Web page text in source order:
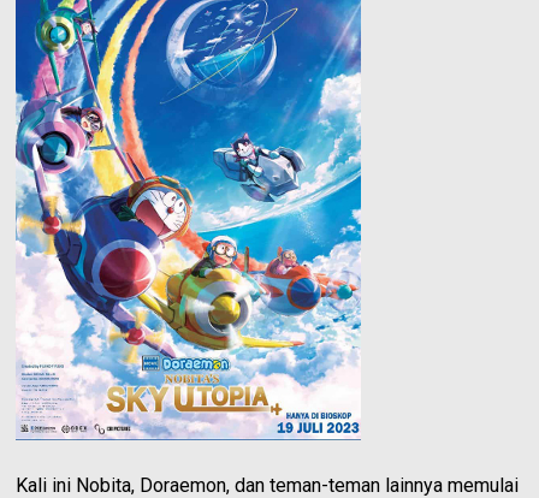
Kali ini Nobita, Doraemon, dan teman-teman lainnya memulai